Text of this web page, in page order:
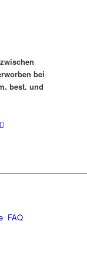
bei
best. und
FAQ